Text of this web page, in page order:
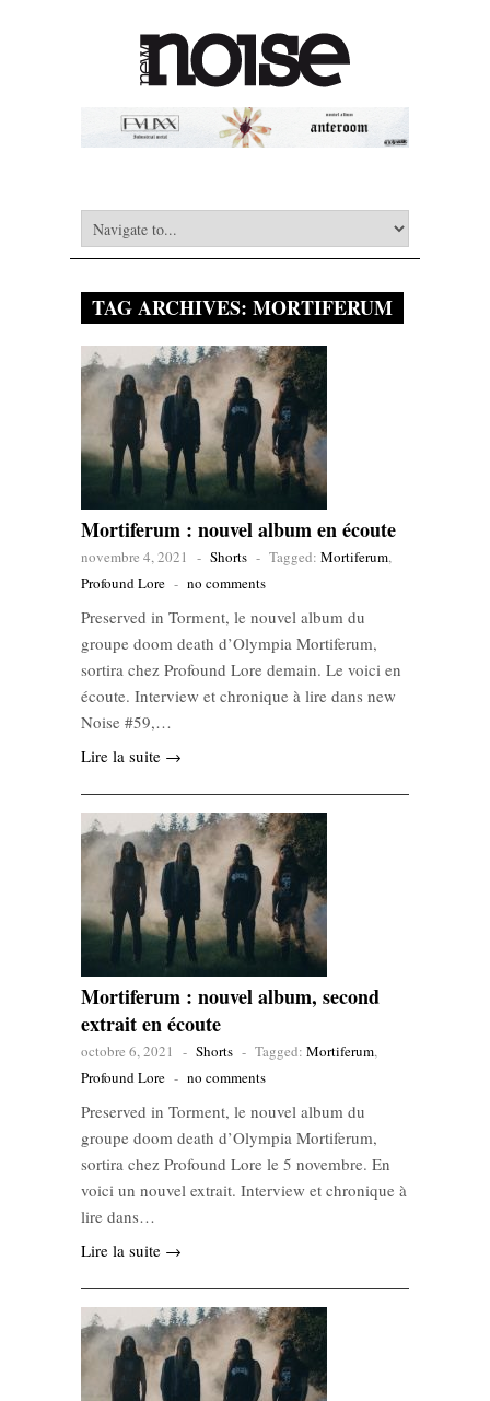
TAG ARCHIVES: MORTIFERUM
Mortiferum : nouvel album en écoute
novembre 4, 2021 - Shorts - Tagged: Mortiferum,
Profound Lore - no comments
Preserved in Torment, le nouvel album du
groupe doom death d’Olympia Mortiferum,
sortira chez Profound Lore demain. Le voici en
écoute. Interview et chronique à lire dans new
Noise #59,…
Lire la suite →
Mortiferum : nouvel album, second
extrait en écoute
octobre 6, 2021 - Shorts - Tagged: Mortiferum,
Profound Lore - no comments
Preserved in Torment, le nouvel album du
groupe doom death d’Olympia Mortiferum,
sortira chez Profound Lore le 5 novembre. En
voici un nouvel extrait. Interview et chronique à
lire dans…
Lire la suite →